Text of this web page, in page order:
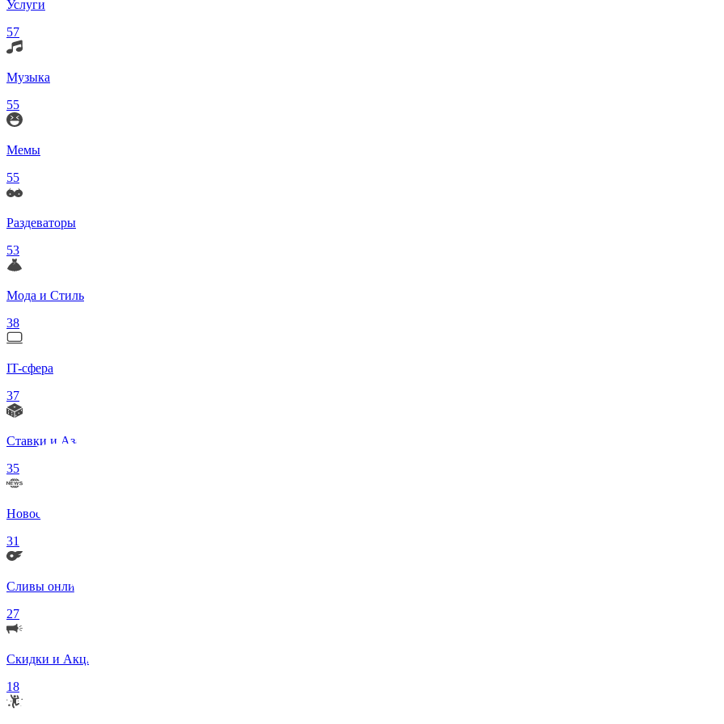
Услуги
57
Музыка
55
Мемы
55
Раздеваторы
53
Мода и Стиль
38
IT-сфера
37
Ставки и Азартные игры
35
Новости в мире
31
Сливы онлифанс моделей 18+
27
Скидки и Акции
18